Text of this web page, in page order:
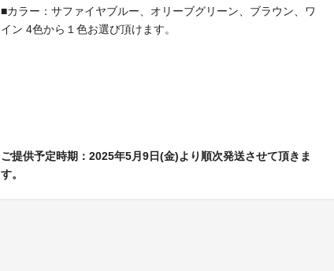
■カラー：サファイヤブルー、オリーブグリーン、ブラウン、ワ
イン 4色から１色お選び頂けます。
ご提供予定時期：2025年5月9日(金)より順次発送させて頂きま
す。